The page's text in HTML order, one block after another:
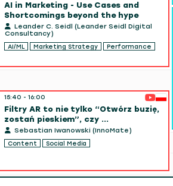
AI in Marketing - Use Cases and
Shortcomings beyond the hype
Leander C. Seidl (Leander Seidl Digital
Consultancy)
AI/ML
Marketing Strategy Performance
15:40 - 16:00
Filtry AR to nie tylko “Otwórz buzię,
zostań pieskiem”, czy ...
Sebastian Iwanowski (InnoMate)
Content
Social Media